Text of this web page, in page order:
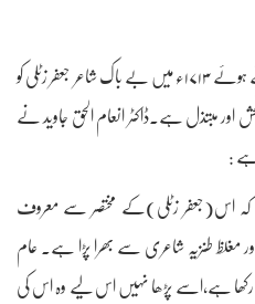
بادشاہ کے احکامات پر عمل کرتے ہوئے ۱۷۱۳ء میں بے باک شاعر جعفر زٹلی کو
تر کلام فحش اور مبتذل ہے۔ڈاکٹر انعام الحق جاوید نے
ہے :
اس(جعفر زٹلی)کے مختصر سے معروف
اور مغلظ طنزیہ شاعری سے بھرا پڑا ہے۔ عام
رکھا ہے،اسے پڑھا نہیں اس لیے وہ اس کی